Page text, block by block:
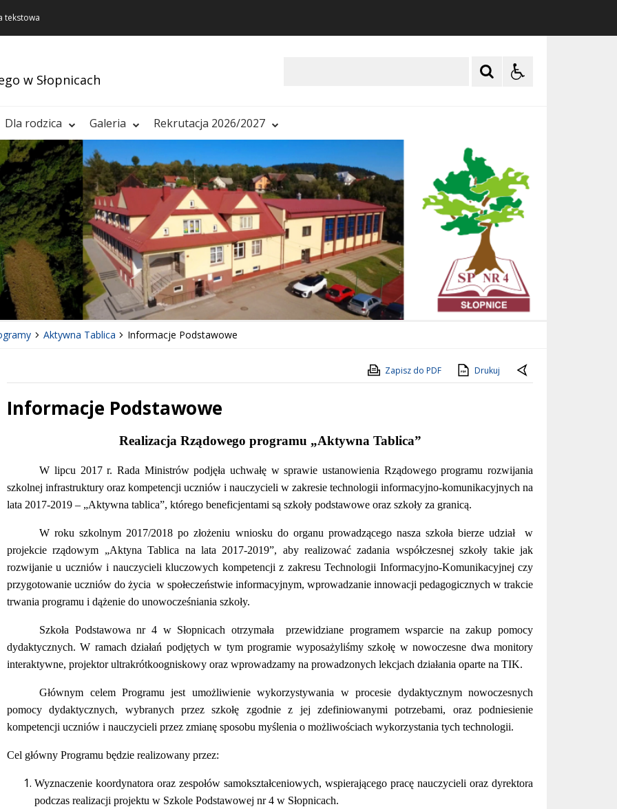
tekstowa
w Słopnicach
Dla rodzica Galeria Rekrutacja 2026/2027
Aktywna Tablica Informacje Podstawowe
Zapisz do PDF Drukuj
Informacje Podstawowe
Realizacja Rządowego programu „Aktywna Tablica”
W lipcu 2017 r. Rada Ministrów podjęła uchwałę w sprawie ustanowienia Rządowego programu rozwijania
szkolnej infrastruktury oraz kompetencji uczniów i nauczycieli w zakresie technologii informacyjno-komunikacyjnych na
lata 2017-2019 – „Aktywna tablica”, którego beneficjentami są szkoły podstawowe oraz szkoły za granicą.
W roku szkolnym 2017/2018 po złożeniu wniosku do organu prowadzącego nasza szkoła bierze udział w
projekcie rządowym „Aktyna Tablica na lata 2017-2019”, aby realizować zadania współczesnej szkoły takie jak
rozwijanie u uczniów i nauczycieli kluczowych kompetencji z zakresu Technologii Informacyjno-Komunikacyjnej czy
przygotowanie uczniów do życia w społeczeństwie informacyjnym, wprowadzanie innowacji pedagogicznych w trakcie
trwania programu i dążenie do unowocześniania szkoły.
Szkoła Podstawowa nr 4 w Słopnicach otrzymała przewidziane programem wsparcie na zakup pomocy
dydaktycznych. W ramach działań podjętych w tym programie wyposażyliśmy szkołę w nowoczesne dwa monitory
interaktywne, projektor ultrakrótkoogniskowy oraz wprowadzamy na prowadzonych lekcjach działania oparte na TIK.
Głównym celem Programu jest umożliwienie wykorzystywania w procesie dydaktycznym nowoczesnych
pomocy dydaktycznych, wybranych przez szkołę zgodnie z jej zdefiniowanymi potrzebami, oraz podniesienie
kompetencji uczniów i nauczycieli przez zmianę sposobu myślenia o możliwościach wykorzystania tych technologii.
Cel główny Programu będzie realizowany przez:
Wyznaczenie koordynatora oraz zespołów samokształceniowych, wspierającego pracę nauczycieli oraz dyrektora
podczas realizacji projektu w Szkole Podstawowej nr 4 w Słopnicach.